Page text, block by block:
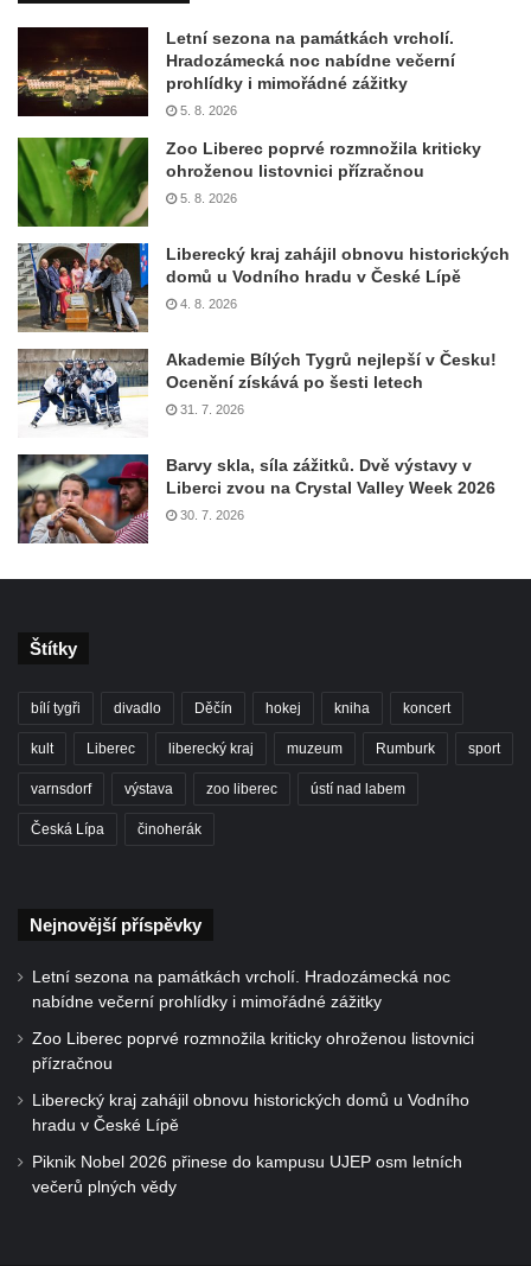
Letní sezona na památkách vrcholí.
Hradozámecká noc nabídne večerní
prohlídky i mimořádné zážitky
5. 8. 2026
Zoo Liberec poprvé rozmnožila kriticky
ohroženou listovnici přízračnou
5. 8. 2026
Liberecký kraj zahájil obnovu historických
domů u Vodního hradu v České Lípě
4. 8. 2026
Akademie Bílých Tygrů nejlepší v Česku!
Ocenění získává po šesti letech
31. 7. 2026
Barvy skla, síla zážitků. Dvě výstavy v
Liberci zvou na Crystal Valley Week 2026
30. 7. 2026
Štítky
bílí tygři divadlo Děčín hokej kniha koncert
kult Liberec liberecký kraj muzeum Rumburk sport
varnsdorf výstava zoo liberec ústí nad labem
Česká Lípa činoherák
Nejnovější příspěvky
Letní sezona na památkách vrcholí. Hradozámecká noc
nabídne večerní prohlídky i mimořádné zážitky
Zoo Liberec poprvé rozmnožila kriticky ohroženou listovnici
přízračnou
Liberecký kraj zahájil obnovu historických domů u Vodního
hradu v České Lípě
Piknik Nobel 2026 přinese do kampusu UJEP osm letních
večerů plných vědy